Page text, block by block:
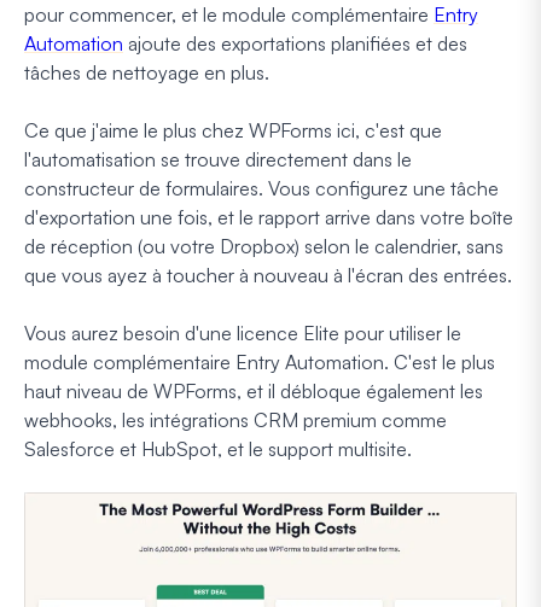
pour commencer, et le module complémentaire Entry
Automation ajoute des exportations planifiées et des
tâches de nettoyage en plus.
Ce que j'aime le plus chez WPForms ici, c'est que
l'automatisation se trouve directement dans le
constructeur de formulaires. Vous configurez une tâche
d'exportation une fois, et le rapport arrive dans votre boîte
de réception (ou votre Dropbox) selon le calendrier, sans
que vous ayez à toucher à nouveau à l'écran des entrées.
Vous aurez besoin d'une licence Elite pour utiliser le
module complémentaire Entry Automation. C'est le plus
haut niveau de WPForms, et il débloque également les
webhooks, les intégrations CRM premium comme
Salesforce et HubSpot, et le support multisite.